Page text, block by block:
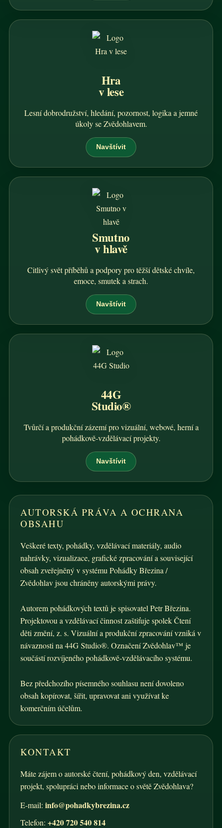
Hra
v lese
Lesní dobrodružství, hledání, pozornost, logika a jemné
úkoly se Zvědohlavem.
Navštívit
Smutno
v hlavě
Citlivý svět příběhů a podpory pro těžší dětské chvíle,
emoce, smutek a strach.
Navštívit
44G
Studio®
Tvůrčí a produkční zázemí pro vizuální, webové, herní a
pohádkově-vzdělávací projekty.
Navštívit
AUTORSKÁ PRÁVA A OCHRANA
OBSAHU
Veškeré texty, pohádky, vzdělávací materiály, audio
nahrávky, vizualizace, grafické zpracování a související
obsah zveřejněný v systému Pohádky Březina /
Zvědohlav jsou chráněny autorskými právy.
Autorem pohádkových textů je spisovatel Petr Březina.
Projektovou a vzdělávací činnost zaštiťuje spolek Čtení
děti změní, z. s. Vizuální a produkční zpracování vzniká v
návaznosti na 44G Studio®. Označení Zvědohlav™ je
součástí rozvíjeného pohádkově-vzdělávacího systému.
Bez předchozího písemného souhlasu není dovoleno
obsah kopírovat, šířit, upravovat ani využívat ke
komerčním účelům.
KONTAKT
Máte zájem o autorské čtení, pohádkový den, vzdělávací
projekt, spolupráci nebo informace o světě Zvědohlava?
E-mail: info@pohadkybrezina.cz
Telefon: +420 720 540 814